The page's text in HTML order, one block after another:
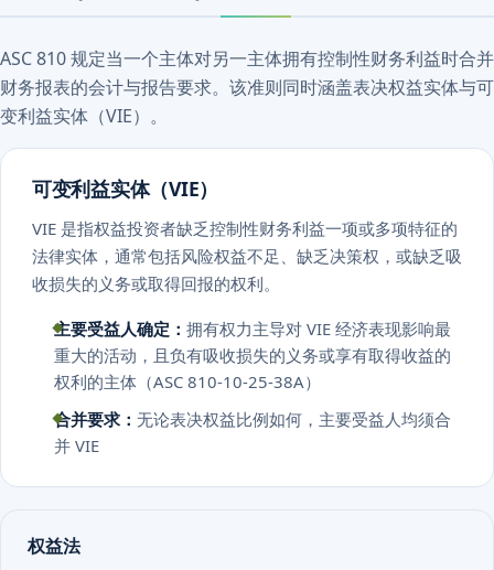
ASC 810 规定当一个主体对另一主体拥有控制性财务利益时合并
财务报表的会计与报告要求。该准则同时涵盖表决权益实体与可
变利益实体（VIE）。
可变利益实体（VIE）
VIE 是指权益投资者缺乏控制性财务利益一项或多项特征的
法律实体，通常包括风险权益不足、缺乏决策权，或缺乏吸
收损失的义务或取得回报的权利。
主要受益人确定： 拥有权力主导对 VIE 经济表现影响最
重大的活动，且负有吸收损失的义务或享有取得收益的
权利的主体（ASC 810-10-25-38A）
合并要求： 无论表决权益比例如何，主要受益人均须合
并 VIE
权益法